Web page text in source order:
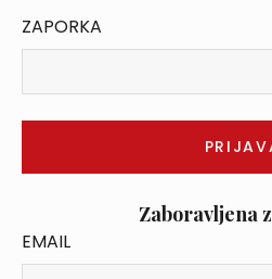
ZAPORKA
Zaboravljena
EMAIL